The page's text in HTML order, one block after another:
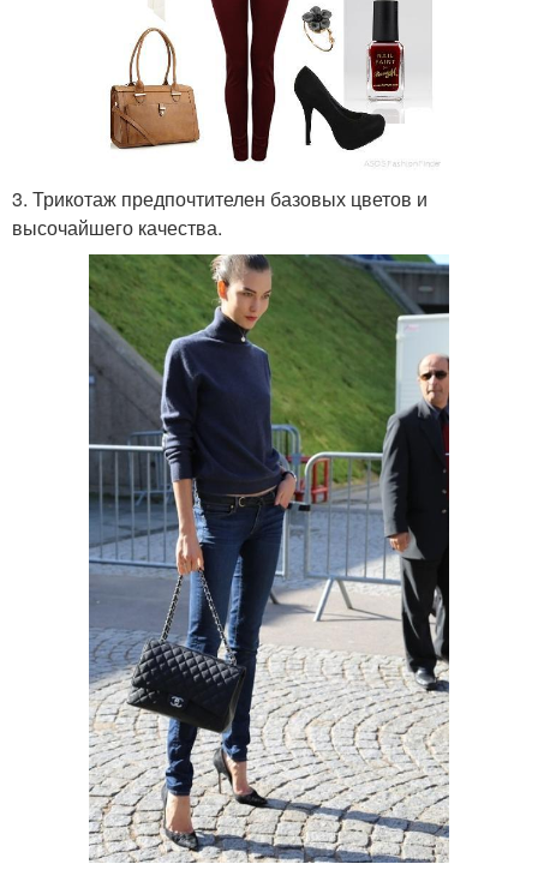
3. Трикотаж предпочтителен базовых цветов и
высочайшего качества.